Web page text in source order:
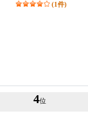
(1件)
4位